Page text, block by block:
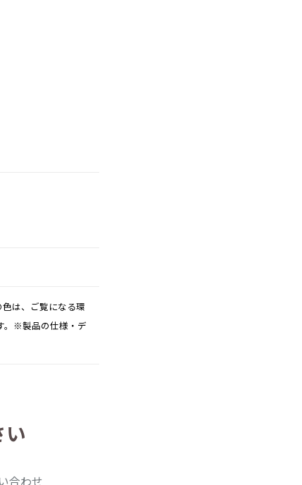
は、ご覧になる環
。※製品の仕様・デ
合わせ